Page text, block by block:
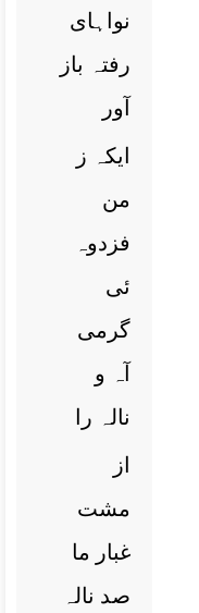
نواہای
رفتہ باز
آور
ایکہ ز
من
فزدوہ
ئی
گرمی
آہ و
نالہ را
از
مشت
غبار ما
صد نالہ